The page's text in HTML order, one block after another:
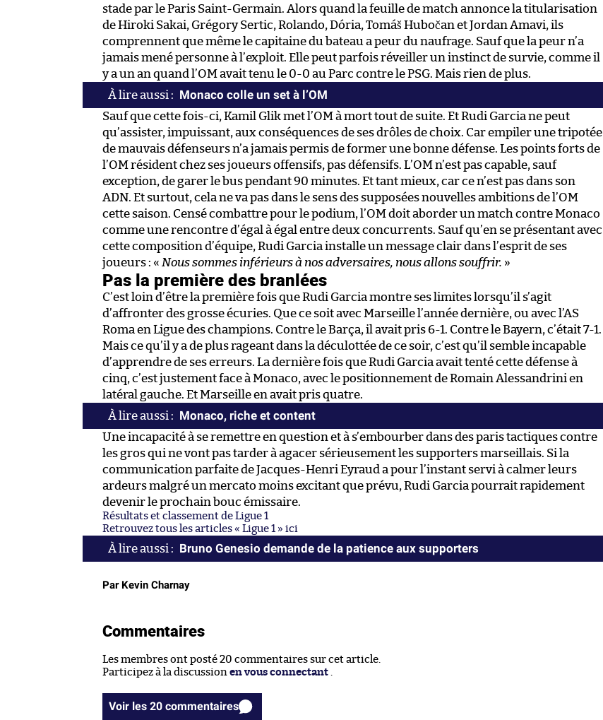
stade par le Paris Saint-Germain. Alors quand la feuille de match annonce la titularisation
de Hiroki Sakai, Grégory Sertic, Rolando, Dória, Tomáš Hubočan et Jordan Amavi, ils
comprennent que même le capitaine du bateau a peur du naufrage. Sauf que la peur n’a
jamais mené personne à l’exploit. Elle peut parfois réveiller un instinct de survie, comme il
y a un an quand l’OM avait tenu le 0-0 au Parc contre le PSG. Mais rien de plus.
Monaco colle un set à l’OM
Sauf que cette fois-ci, Kamil Glik met l’OM à mort tout de suite. Et Rudi Garcia ne peut
qu’assister, impuissant, aux conséquences de ses drôles de choix. Car empiler une tripotée
de mauvais défenseurs n’a jamais permis de former une bonne défense. Les points forts de
l’OM résident chez ses joueurs offensifs, pas défensifs. L’OM n’est pas capable, sauf
exception, de garer le bus pendant 90 minutes. Et tant mieux, car ce n’est pas dans son
ADN. Et surtout, cela ne va pas dans le sens des supposées nouvelles ambitions de l’OM
cette saison. Censé combattre pour le podium, l’OM doit aborder un match contre Monaco
comme une rencontre d’égal à égal entre deux concurrents. Sauf qu’en se présentant avec
cette composition d’équipe, Rudi Garcia installe un message clair dans l’esprit de ses
joueurs : « Nous sommes inférieurs à nos adversaires, nous allons souffrir. »
Pas la première des branlées
C’est loin d’être la première fois que Rudi Garcia montre ses limites lorsqu’il s’agit
d’affronter des grosse écuries. Que ce soit avec Marseille l’année dernière, ou avec l’AS
Roma en Ligue des champions. Contre le Barça, il avait pris 6-1. Contre le Bayern, c’était 7-1.
Mais ce qu’il y a de plus rageant dans la déculottée de ce soir, c’est qu’il semble incapable
d’apprendre de ses erreurs. La dernière fois que Rudi Garcia avait tenté cette défense à
cinq, c’est justement face à Monaco, avec le positionnement de Romain Alessandrini en
latéral gauche. Et Marseille en avait pris quatre.
Monaco, riche et content
Une incapacité à se remettre en question et à s’embourber dans des paris tactiques contre
les gros qui ne vont pas tarder à agacer sérieusement les supporters marseillais. Si la
communication parfaite de Jacques-Henri Eyraud a pour l’instant servi à calmer leurs
ardeurs malgré un mercato moins excitant que prévu, Rudi Garcia pourrait rapidement
devenir le prochain bouc émissaire.
Résultats et classement de Ligue 1
Retrouvez tous les articles « Ligue 1 » ici
Bruno Genesio demande de la patience aux supporters
Par Kevin Charnay
Commentaires
Les membres ont posté 20 commentaires sur cet article.
Participez à la discussion en vous connectant .
Voir les 20 commentaires